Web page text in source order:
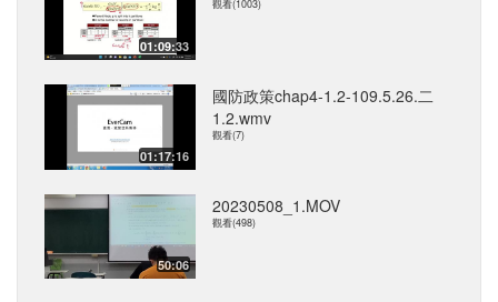
01:09:33
觀看(1003)
01:17:16
國防政策chap4-1.2-109.5.26.二
1.2.wmv
觀看(7)
50:06
20230508_1.MOV
觀看(498)